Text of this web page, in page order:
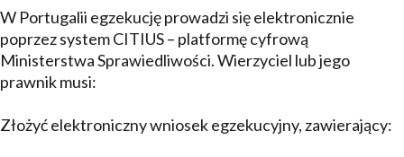
W Portugalii egzekucję prowadzi się elektronicznie
poprzez system CITIUS – platformę cyfrową
Ministerstwa Sprawiedliwości. Wierzyciel lub jego
prawnik musi:
Złożyć elektroniczny wniosek egzekucyjny, zawierający: